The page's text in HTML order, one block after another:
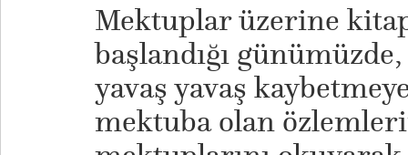
Mektuplar üzerine
başlandığı
yavaş yavaş
mektuba olan